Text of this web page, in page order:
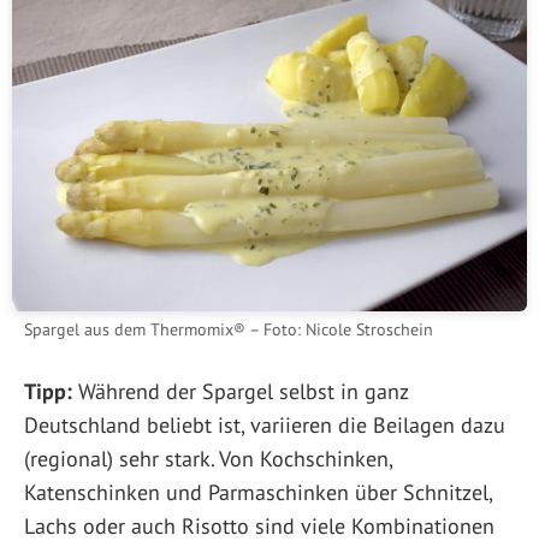
Spargel aus dem Thermomix® – Foto: Nicole Stroschein
Tipp: Während der Spargel selbst in ganz
Deutschland beliebt ist, variieren die Beilagen dazu
(regional) sehr stark. Von Kochschinken,
Katenschinken und Parmaschinken über Schnitzel,
Lachs oder auch Risotto sind viele Kombinationen